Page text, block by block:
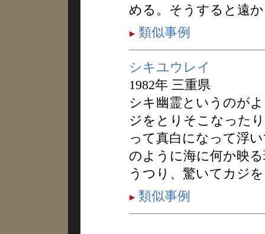
める。そうすると遠
類似事例
シキユウレイ
1982年 三重県
シキ幽霊というのが
ジをとりそこなった
って真白になって浮
のように海に何か映
うつり、驚いてカジ
類似事例